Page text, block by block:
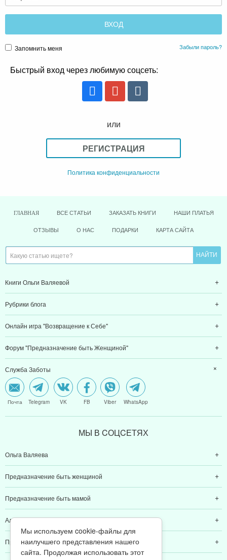
Запомнить меня Забыли пароль?
Быстрый вход через любимую соцсеть:
или
РЕГИСТРАЦИЯ
Политика конфиденциальности
ГЛАВНАЯ ВСЕ СТАТЬИ ЗАКАЗАТЬ КНИГИ НАШИ ПЛАТЬЯ
ОТЗЫВЫ О НАС ПОДАРКИ КАРТА САЙТА
Книги Ольги Валяевой
Рубрики блога
Онлайн игра "Возвращение к Себе"
Форум "Предназначение быть Женщиной"
Служба Заботы
Почта Telegram VK FB Viber WhatsApp
МЫ В CОЦCЕТЯХ
Ольга Валяева
Предназначение быть женщиной
Предназначение быть мамой
Алексей Валяев
Предназначение быть папой
Мы используем cookie-файлы для
наилучшего представления нашего
сайта. Продолжая использовать этот